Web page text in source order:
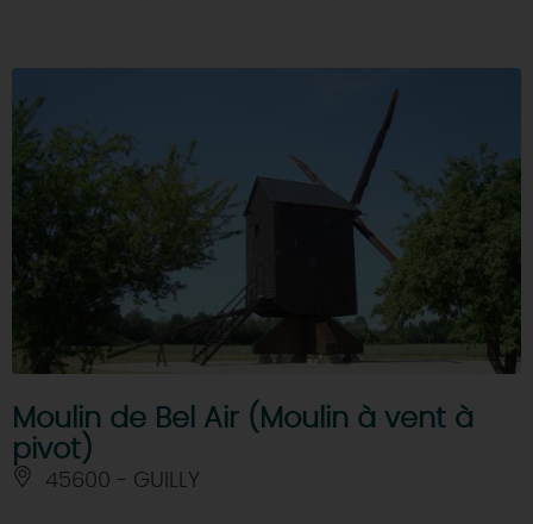
Moulin de Bel Air (Moulin à vent à
pivot)
45600 - GUILLY